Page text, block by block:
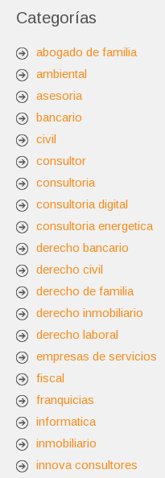
Categorías
abogado de familia
ambiental
asesoria
bancario
civil
consultor
consultoria
consultoria digital
consultoria energetica
derecho bancario
derecho civil
derecho de familia
derecho inmobiliario
derecho laboral
empresas de servicios
fiscal
franquicias
informatica
inmobiliario
innova consultores